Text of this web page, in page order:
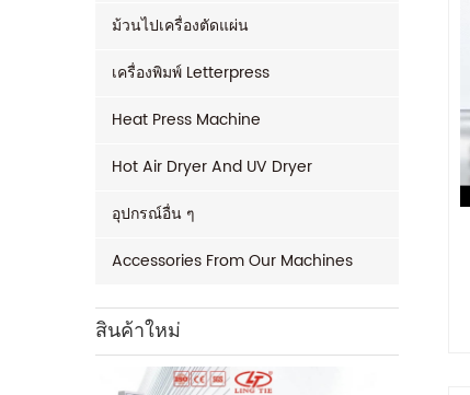
ม้วนไปเครื่องตัดแผ่น
เครื่องพิมพ์ Letterpress
Heat Press Machine
Hot Air Dryer And UV Dryer
อุปกรณ์อื่น ๆ
Accessories From Our Machines
สินค้าใหม่